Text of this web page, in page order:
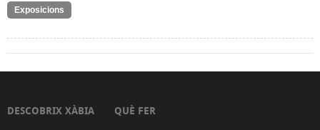
Exposicions
DESCOBRIX XÀBIA QUÈ FER